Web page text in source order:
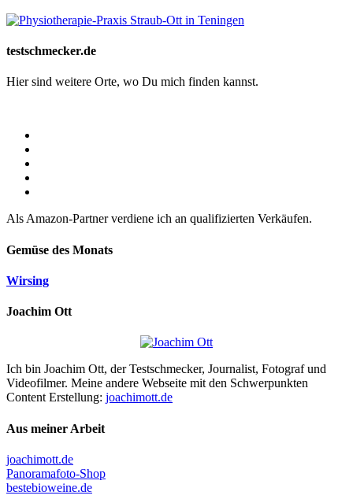
testschmecker.de
Hier sind weitere Orte, wo Du mich finden kannst.
Als Amazon-Partner verdiene ich an qualifizierten Verkäufen.
Gemüse des Monats
Wirsing
Joachim Ott
Ich bin Joachim Ott, der Testschmecker, Journalist, Fotograf und
Videofilmer. Meine andere Webseite mit den Schwerpunkten
Content Erstellung: joachimott.de
Aus meiner Arbeit
joachimott.de
Panoramafoto-Shop
bestebioweine.de